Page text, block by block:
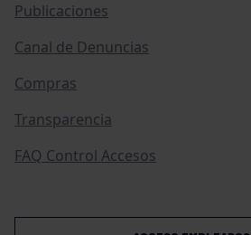
Publicaciones
Canal de Denuncias
Compras
Transparencia
FAQ Control Accesos